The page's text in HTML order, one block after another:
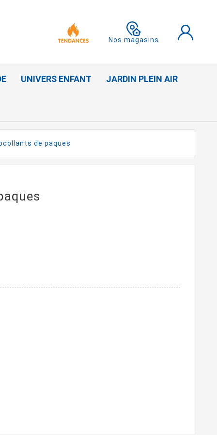
Nos magasins
UNIVERS ENFANT JARDIN PLEIN AIR
de paques